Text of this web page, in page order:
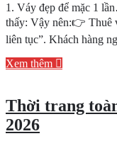
sao
xu
hướng
mở
–
1. Váy đẹp để mặc 1
thấy: Vậy nên:👉 Thuê
liên tục”. Khách hàng
Xem thêm
Thời trang
2026